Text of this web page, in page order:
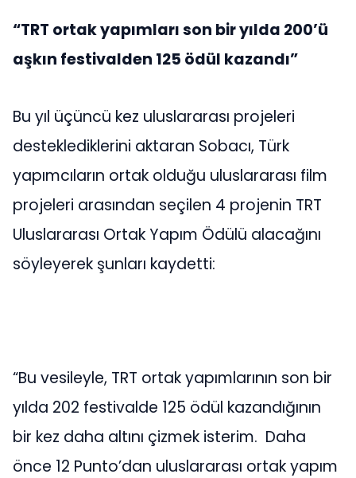
“TRT ortak yapımları son bir yılda 200’ü
aşkın festivalden 125 ödül kazandı”
Bu yıl üçüncü kez uluslararası projeleri
desteklediklerini aktaran Sobacı, Türk
yapımcıların ortak olduğu uluslararası film
projeleri arasından seçilen 4 projenin TRT
Uluslararası Ortak Yapım Ödülü alacağını
söyleyerek şunları kaydetti:
“Bu vesileyle, TRT ortak yapımlarının son bir
yılda 202 festivalde 125 ödül kazandığının
bir kez daha altını çizmek isterim. Daha
önce 12 Punto’dan uluslararası ortak yapım